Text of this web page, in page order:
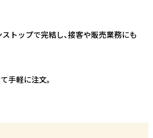
トップで完結し、接客や販売業務にも
手軽に注文。